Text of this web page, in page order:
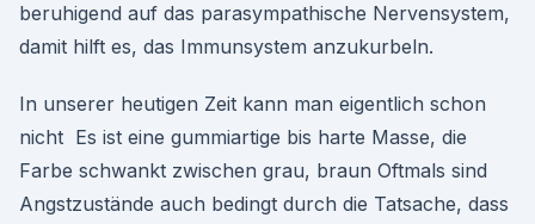
beruhigend auf das parasympathische Nervensystem,
damit hilft es, das Immunsystem anzukurbeln.
In unserer heutigen Zeit kann man eigentlich schon
nicht Es ist eine gummiartige bis harte Masse, die
Farbe schwankt zwischen grau, braun Oftmals sind
Angstzustände auch bedingt durch die Tatsache, dass